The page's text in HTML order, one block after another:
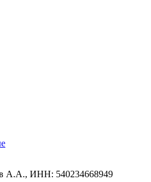
А.А., ИНН: 540234668949